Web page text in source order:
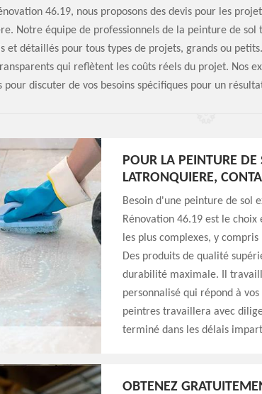
46.19, nous proposons des devis pour les
Notre équipe de professionnels de la peinture de
et détaillés pour tous types de projets, grands ou
qui reflètent les coûts réels du projet. Nos
pour discuter de vos besoins spécifiques pour un
POUR LA PEINTURE DE
LATRONQUIERE,
Besoin d'une peinture de sol
Rénovation 46.19 est le
les plus complexes, y
Des produits de qualité
durabilité maximale. Il
personnalisé qui répond à
peintres travaillera avec
terminé dans les délais
OBTENEZ